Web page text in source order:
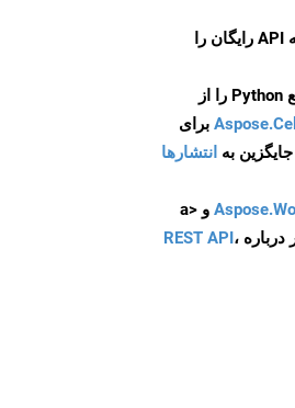
ایجاد کنید تا جزئیات مجوز و سهمیه API رایگان را
برای
انتشارها
و <a
REST API،